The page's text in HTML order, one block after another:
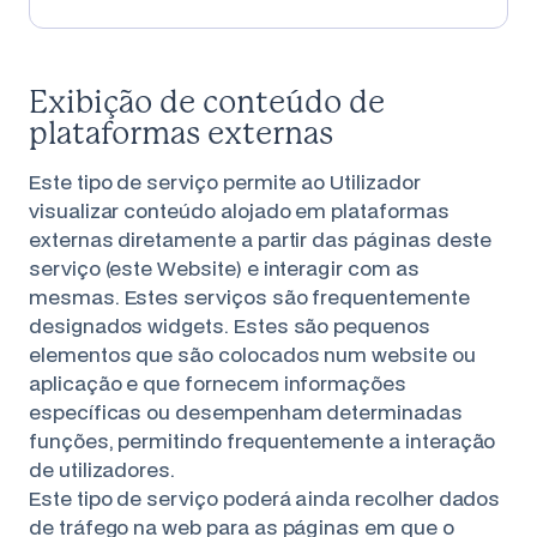
Exibição de conteúdo de
plataformas externas
Este tipo de serviço permite ao Utilizador
visualizar conteúdo alojado em plataformas
externas diretamente a partir das páginas deste
serviço (este Website) e interagir com as
mesmas. Estes serviços são frequentemente
designados widgets. Estes são pequenos
elementos que são colocados num website ou
aplicação e que fornecem informações
específicas ou desempenham determinadas
funções, permitindo frequentemente a interação
de utilizadores.
Este tipo de serviço poderá ainda recolher dados
de tráfego na web para as páginas em que o